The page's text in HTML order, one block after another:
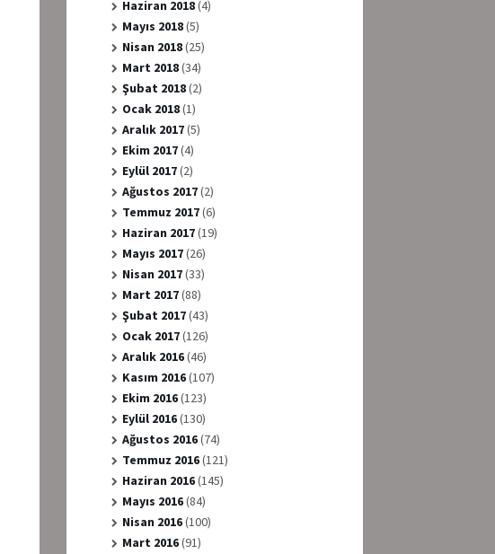
Haziran 2018(4)
Mayıs 2018(5)
Nisan 2018(25)
Mart 2018(34)
Şubat 2018(2)
Ocak 2018(1)
Aralık 2017(5)
Ekim 2017(4)
Eylül 2017(2)
Ağustos 2017(2)
Temmuz 2017(6)
Haziran 2017(19)
Mayıs 2017(26)
Nisan 2017(33)
Mart 2017(88)
Şubat 2017(43)
Ocak 2017(126)
Aralık 2016(46)
Kasım 2016(107)
Ekim 2016(123)
Eylül 2016(130)
Ağustos 2016(74)
Temmuz 2016(121)
Haziran 2016(145)
Mayıs 2016(84)
Nisan 2016(100)
Mart 2016(91)